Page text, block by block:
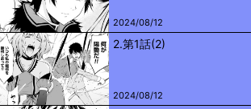
2024/08/12
2.第1話(2)
2024/08/12